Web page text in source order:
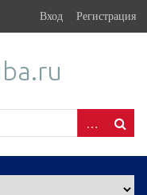
Вход Регистрация